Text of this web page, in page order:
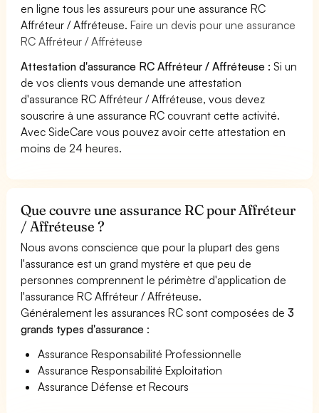
en ligne tous les assureurs pour une assurance RC
Affréteur / Affréteuse.Faire un devis pour une assurance
RC Affréteur / Affréteuse
Attestation d'assurance RC Affréteur / Affréteuse : Si un
de vos clients vous demande une attestation
d'assurance RC Affréteur / Affréteuse, vous devez
souscrire à une assurance RC couvrant cette activité.
Avec SideCare vous pouvez avoir cette attestation en
moins de 24 heures.
Que couvre une assurance RC pour Affréteur
/ Affréteuse ?
Nous avons conscience que pour la plupart des gens
l'assurance est un grand mystère et que peu de
personnes comprennent le périmètre d'application de
l'assurance RC Affréteur / Affréteuse.
Généralement les assurances RC sont composées de3
grands types d'assurance :
Assurance Responsabilité Professionnelle
Assurance Responsabilité Exploitation
Assurance Défense et Recours